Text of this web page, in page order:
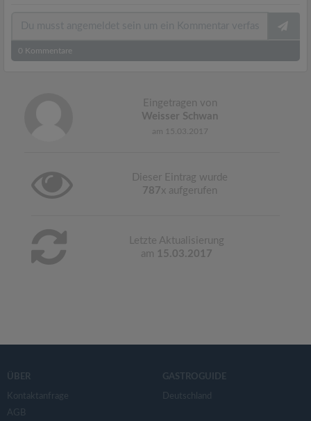
0 Kommentare
Eingetragen von
Weisser Schwan
am 15.03.2017
Dieser Eintrag wurde
787x aufgerufen
Letzte Aktualisierung
am 15.03.2017
ÜBER
Kontaktanfrage
AGB
GASTROGUIDE
Deutschland